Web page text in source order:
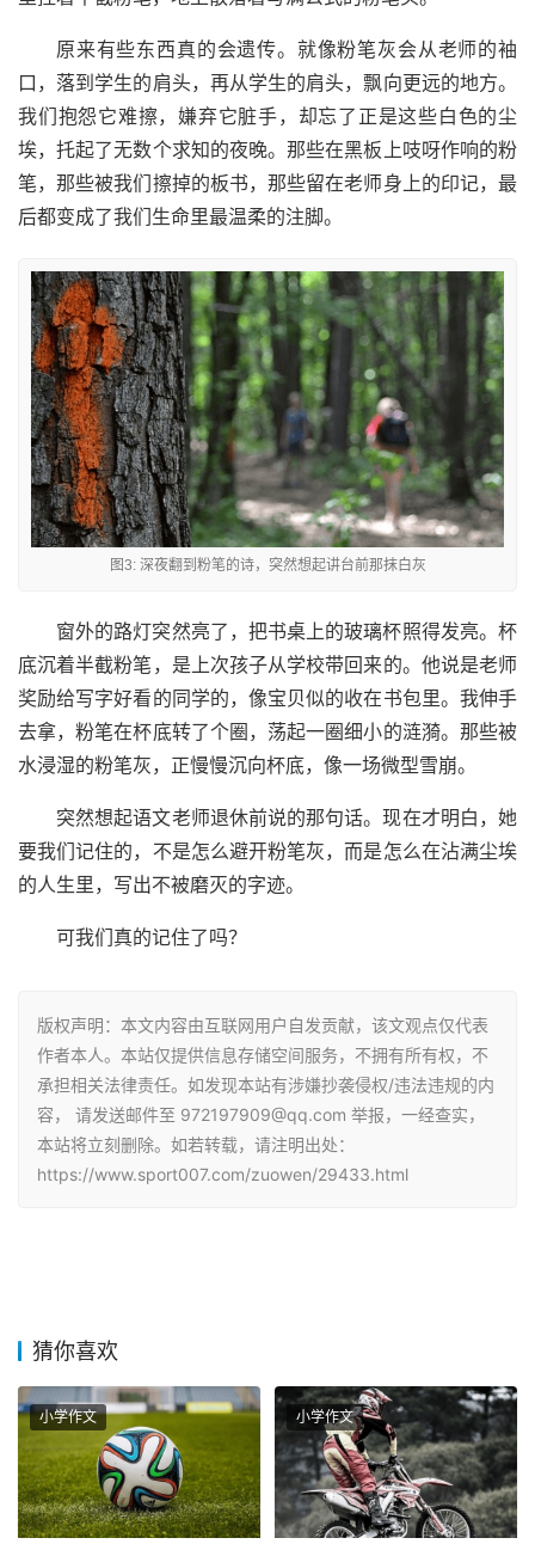
原来有些东西真的会遗传。就像粉笔灰会从老师的袖
口，落到学生的肩头，再从学生的肩头，飘向更远的地方。
我们抱怨它难擦，嫌弃它脏手，却忘了正是这些白色的尘
埃，托起了无数个求知的夜晚。那些在黑板上吱呀作响的粉
笔，那些被我们擦掉的板书，那些留在老师身上的印记，最
后都变成了我们生命里最温柔的注脚。
图3: 深夜翻到粉笔的诗，突然想起讲台前那抹白灰
窗外的路灯突然亮了，把书桌上的玻璃杯照得发亮。杯
底沉着半截粉笔，是上次孩子从学校带回来的。他说是老师
奖励给写字好看的同学的，像宝贝似的收在书包里。我伸手
去拿，粉笔在杯底转了个圈，荡起一圈细小的涟漪。那些被
水浸湿的粉笔灰，正慢慢沉向杯底，像一场微型雪崩。
突然想起语文老师退休前说的那句话。现在才明白，她
要我们记住的，不是怎么避开粉笔灰，而是怎么在沾满尘埃
的人生里，写出不被磨灭的字迹。
可我们真的记住了吗？
版权声明：本文内容由互联网用户自发贡献，该文观点仅代表
作者本人。本站仅提供信息存储空间服务，不拥有所有权，不
承担相关法律责任。如发现本站有涉嫌抄袭侵权/违法违规的内
容， 请发送邮件至 972197909@qq.com 举报，一经查实，
本站将立刻删除。如若转载，请注明出处：
https://www.sport007.com/zuowen/29433.html
猜你喜欢
小学作文 小学作文